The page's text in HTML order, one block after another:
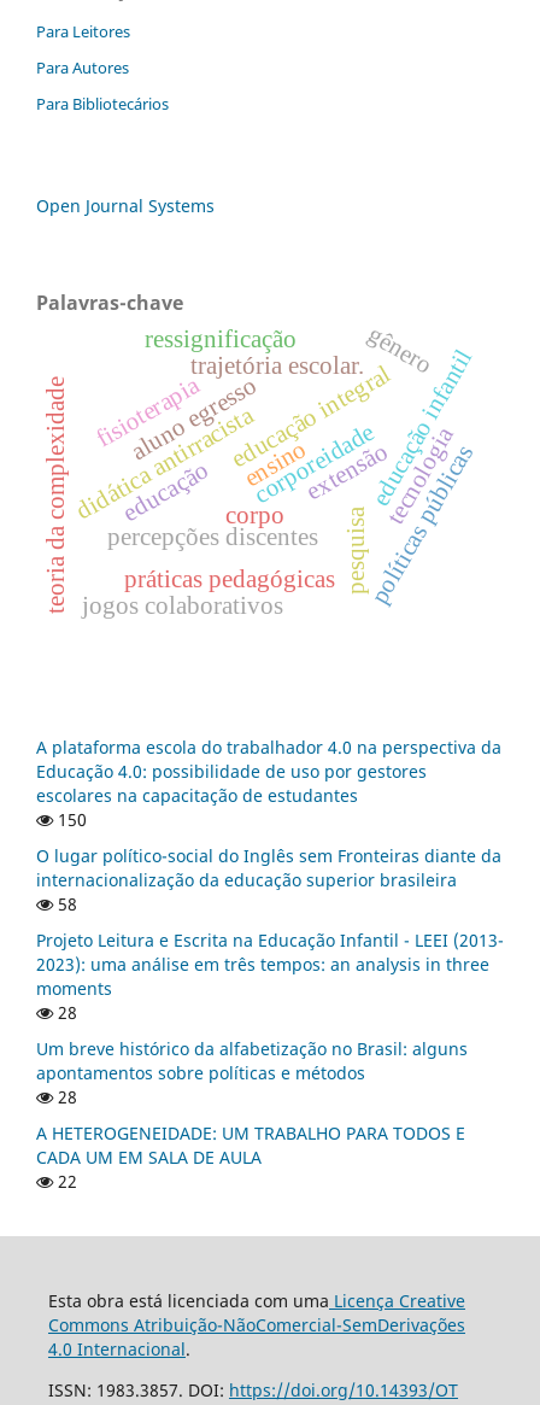
Para Leitores
Para Autores
Para Bibliotecários
Open Journal Systems
Palavras-chave
educação corpo
ensino
pesquisa
extensão
práticas pedagógicas
didática antirracista educação infantil
educação integral
percepções discentes políticas públicas
trajetória escolar.
aluno egresso
fisioterapia
teoria da complexidade
gênero
corporeidadetecnologia
ressignificação
jogos colaborativos
A plataforma escola do trabalhador 4.0 na perspectiva da
Educação 4.0: possibilidade de uso por gestores
escolares na capacitação de estudantes
150
O lugar político-social do Inglês sem Fronteiras diante da
internacionalização da educação superior brasileira
58
Projeto Leitura e Escrita na Educação Infantil - LEEI (2013-
2023): uma análise em três tempos: an analysis in three
moments
28
Um breve histórico da alfabetização no Brasil: alguns
apontamentos sobre políticas e métodos
28
A HETEROGENEIDADE: UM TRABALHO PARA TODOS E
CADA UM EM SALA DE AULA
22
Esta obra está licenciada com uma Licença Creative
Commons Atribuição-NãoComercial-SemDerivações
4.0 Internacional.
ISSN: 1983.3857. DOI: https://doi.org/10.14393/OT